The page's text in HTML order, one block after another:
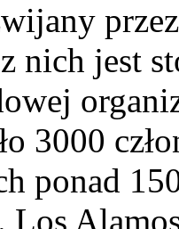
nich jest
3000
ponad
Los